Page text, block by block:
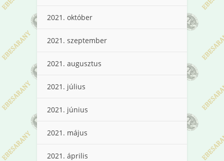
2021. október
2021. szeptember
2021. augusztus
2021. július
2021. június
2021. május
2021. április